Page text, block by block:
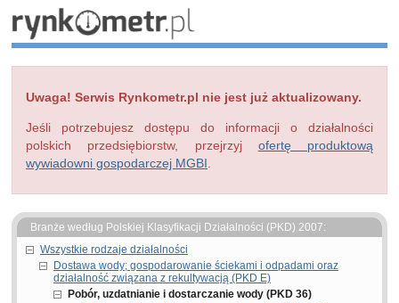
Uwaga! Serwis Rynkometr.pl nie jest już aktualizowany.
Jeśli potrzebujesz dostępu do informacji o działalności
polskich przedsiębiorstw, przejrzyj ofertę produktową
wywiadowni gospodarczej MGBI
Branże według Polskiej Klasyfikacji Działalności (PKD) 2007:
Wszystkie rodzaje działalności
Dostawa wody; gospodarowanie ściekami i odpadami oraz
działalność związana z rekultywacją (PKD E)
Pobór, uzdatnianie i dostarczanie wody (PKD 36)